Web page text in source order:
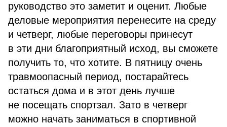
руководство это заметит и оценит. Любые
деловые мероприятия перенесите на среду
и четверг, любые переговоры принесут
в эти дни благоприятный исход, вы сможете
получить то, что хотите. В пятницу очень
травмоопасный период, постарайтесь
остаться дома и в этот день лучше
не посещать спортзал. Зато в четверг
можно начать заниматься в спортивной